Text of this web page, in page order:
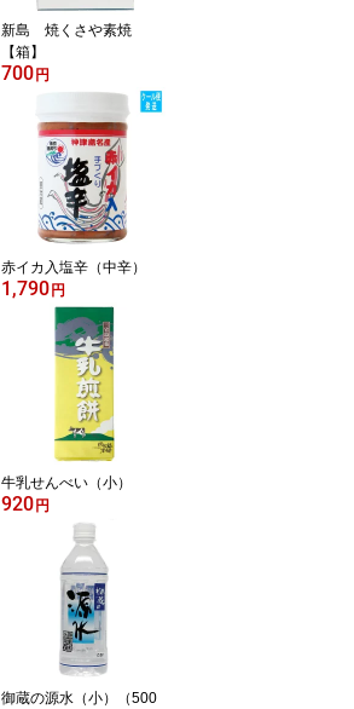
新島 焼くさや素焼
【箱】
700円
赤イカ入塩辛（中辛）
1,790円
牛乳せんべい（小）
920円
御蔵の源水（小）（500